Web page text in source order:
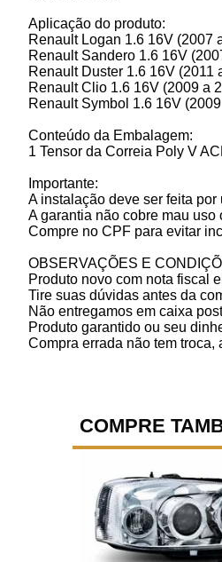
Aplicação do produto:
Renault Logan 1.6 16V (2007
Renault Sandero 1.6 16V
Renault Duster 1.6 16V (2011
Renault Clio 1.6 16V (2009 a
Renault Symbol 1.6 16V
Conteúdo da Embalagem:
1 Tensor da Correia Poly V
Importante:
A instalação deve ser feita
A garantia não cobre mau uso
Compre no CPF para evitar
OBSERVAÇÕES E
Produto novo com nota fiscal
Tire suas dúvidas antes da
Não entregamos em caixa
Produto garantido ou seu
Compra errada não tem troca,
COMPRE